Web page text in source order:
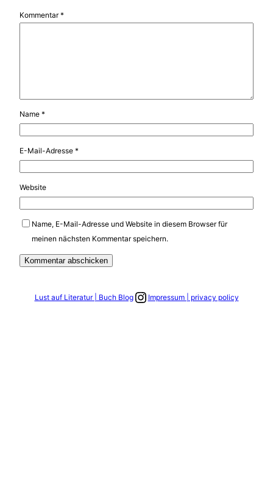
Kommentar*
Name *
E-Mail-Adresse *
Website
Name, E-Mail-Adresse und Website in diesem Browser für
meinen nächsten Kommentar speichern.
Lust auf Literatur | Buch BlogLink zum Instagram Account
Impressum | privacy policy